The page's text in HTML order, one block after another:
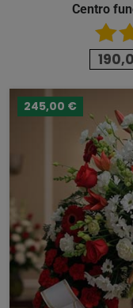
Centro
245,00 €